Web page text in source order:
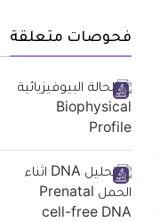
فحوصات متعلقة